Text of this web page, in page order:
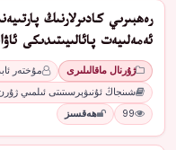
رەھبىرىي كادىرلارنىڭ
ئەمەلىيەت پائالىيىتىدىكى
ژۇرنال ماقالىلىرى
مۇختەر
شىنجاڭ ئۇنىۋېرسىتىتى ئىلمىي
99
ھەقسىز